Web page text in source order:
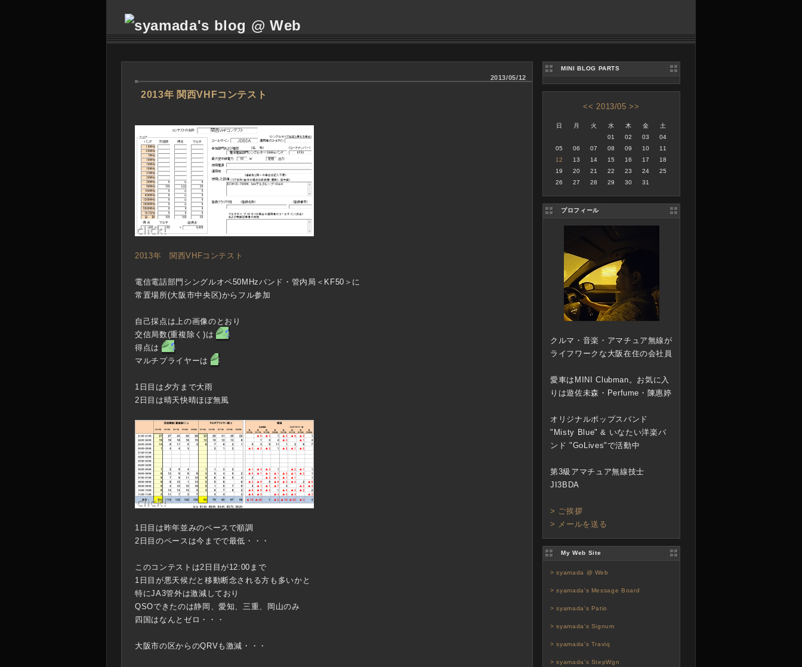
2013年 関西VHFコンテスト
2013/05/12
2013年 関西VHFコンテスト
電信電話部門シングルオペ50MHzバンド・管内局＜KF50＞に
常置場所(大阪市中央区)からフル参加
自己採点は上の画像のとおり
交信局数(重複除く)は103
得点は103
マルチプライヤーは63
1日目は夕方まで大雨
2日目は晴天快晴ほぼ無風
1日目は昨年並みのペースで順調
2日目のペースは今までで最低・・・
このコンテストは2日目が12:00まで
1日目が悪天候だと移動断念される方も多いかと
特にJA3管外は激減しており
QSOできたのは静岡、愛知、三重、岡山のみ
四国はなんとゼロ・・・
大阪市の区からのQRVも激減・・・
MINI BLOG PARTS
<< 2013/05 >>
日 月 火 水 木 金
土
01
02 03
04
05
06 07 08 09 10
11
12
13 14 15 16 17
18
19
20 21 22 23 24
25
26
27 28 29 30 31
プロフィール
クルマ・音楽・アマチュア無線が
ライフワークな大阪在住の会社員
愛車はMINI Clubman。お気に入
りは遊佐未森・Perfume・陳惠婷
オリジナルポップスバンド
"Misty Blue" & いなたい洋楽バ
ンド "GoLives"で活動中
第3級アマチュア無線技士
JI3BDA
> ご挨拶
> メールを送る
My Web Site
> syamada @ Web
> syamada's Message Board
> syamada's Patio
> syamada's Signum
> syamada's Traviq
> syamada's StepWgn